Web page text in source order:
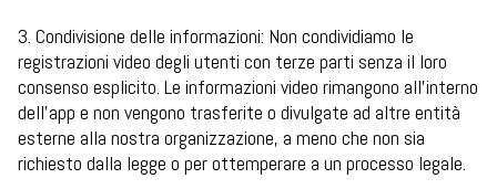
3. Condivisione delle informazioni: Non condividiamo le
registrazioni video degli utenti con terze parti senza il loro
consenso esplicito. Le informazioni video rimangono all'interno
dell'app e non vengono trasferite o divulgate ad altre entità
esterne alla nostra organizzazione, a meno che non sia
richiesto dalla legge o per ottemperare a un processo legale.